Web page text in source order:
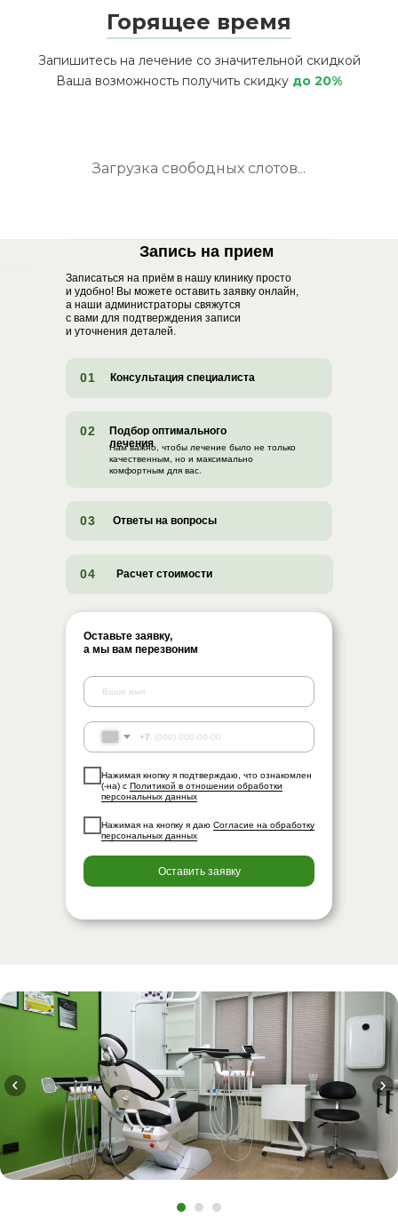
Горящее время
Запишитесь на лечение со значительной скидкой
Ваша возможность получить скидку до 20%
Загрузка свободных слотов...
01 Консультация специалиста
02
Подбор оптимального
лечения
Нам важно, чтобы лечение было не только
качественным, но и максимально
комфортным для вас.
03 Ответы на вопросы
04 Расчет стоимости
+7
Нажимая кнопку я подтверждаю, что ознакомлен
(-на) с Политикой в отношении обработки
персональных данных
Нажимая на кнопку я даю Согласие на обработку
персональных данных
Оставить заявку
Оставьте заявку,
а мы вам перезвоним
Запись на прием
Записаться на приём в нашу клинику просто
и удобно! Вы можете оставить заявку онлайн,
а наши администраторы свяжутся
с вами для подтверждения записи
и уточнения деталей.
За годы работы мы заслужили доверие
Наша клиника предоставляет качественные